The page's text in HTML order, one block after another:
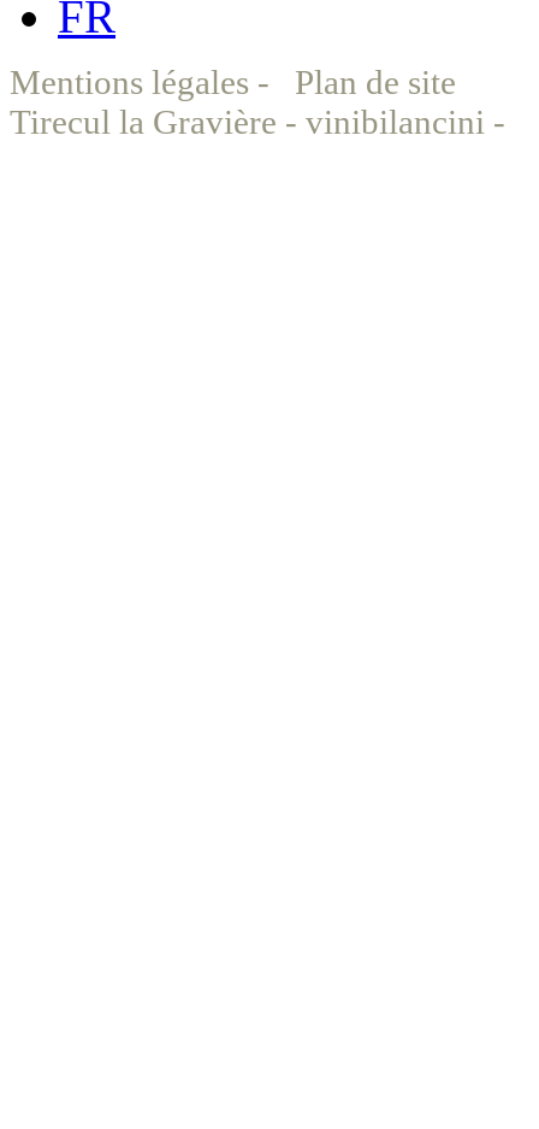
FR
Mentions légales - Plan de site
Tirecul la Gravière - vinibilancini -